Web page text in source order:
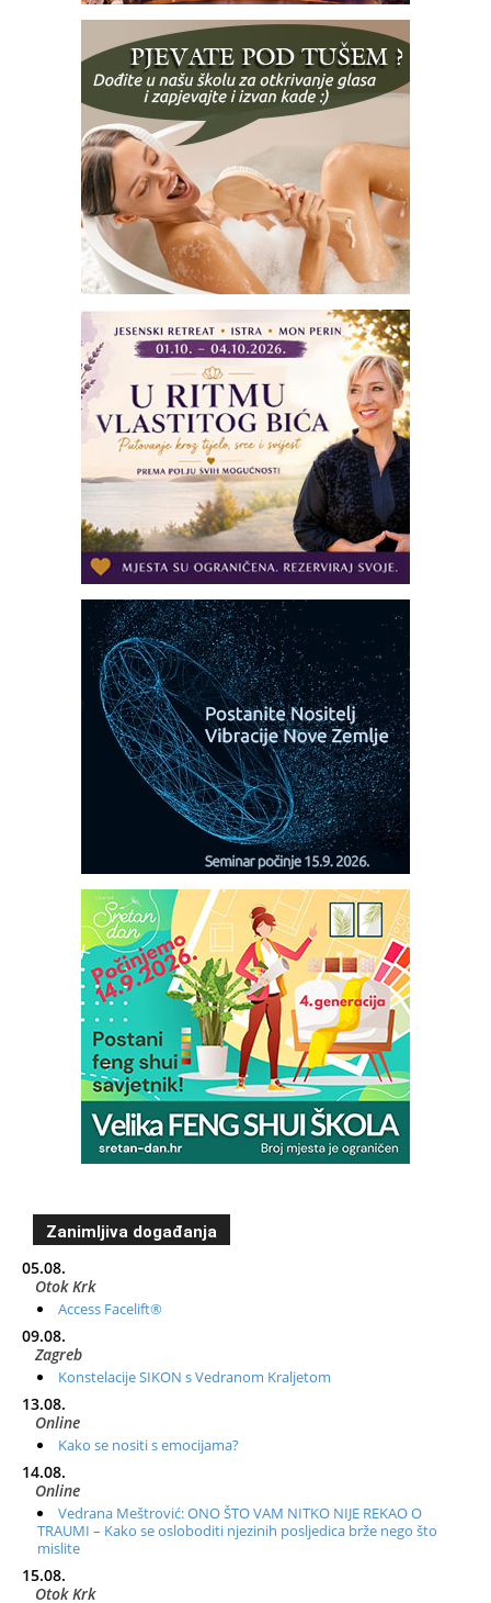
Zanimljiva događanja
05.08.
Otok Krk
Access Facelift®
09.08.
Zagreb
Konstelacije SIKON s Vedranom Kraljetom
13.08.
Online
Kako se nositi s emocijama?
14.08.
Online
Vedrana Meštrović: ONO ŠTO VAM NITKO NIJE REKAO O
TRAUMI – Kako se osloboditi njezinih posljedica brže nego što
mislite
15.08.
Otok Krk